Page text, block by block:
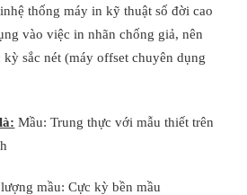
thống máy in kỹ thuật số đời cao
vào việc in nhãn chống giả, nên
sắc nét (máy offset chuyên dụng
Mầu: Trung thực với mẫu thiết trên
mầu: Cực kỳ bền mầu